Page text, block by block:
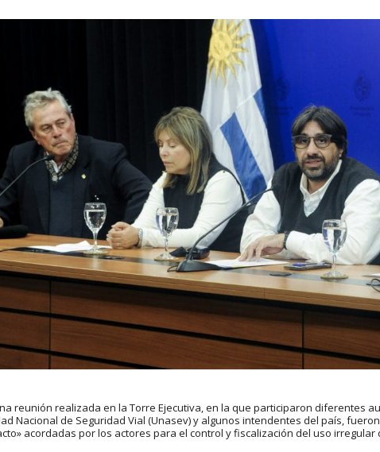
reunión realizada en la Torre Ejecutiva, en la que participaron diferentes
Nacional de Seguridad Vial (Unasev) y algunos intendentes del país,
acordadas por los actores para el control y fiscalización del uso irregular